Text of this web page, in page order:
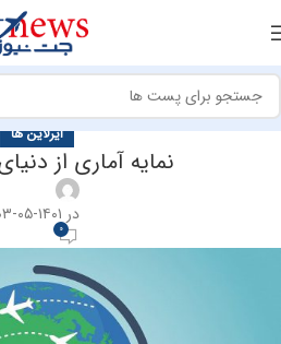
ایرلاین ها
نمایه آماری از
در ۱۴۰۱-۰۵-۰۳
0